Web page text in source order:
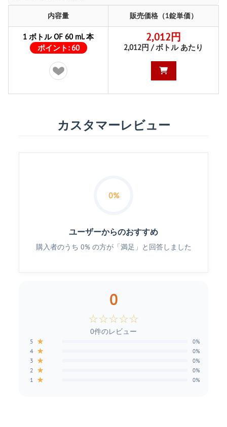
内容量 販売価格（1錠単価）
1 ボトル OF 60 ml. 本
ポイント: 60
2,012円
2,012円 / ボトル あたり
カスタマーレビュー
0%
ユーザーからのおすすめ
購入者のうち 0% の方が「満足」と回答しました
0
☆☆☆☆☆
0件のレビュー
5 ★ 0%
4 ★ 0%
3 ★ 0%
2 ★ 0%
1 ★ 0%